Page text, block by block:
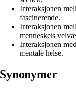
Interaksjonen
fascinerende.
Interaksjonen
menneskets
Interaksjonen
mentale helse.
Synonymer